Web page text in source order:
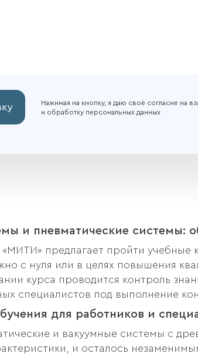
Нажимая на кнопку, я даю своё согласие на
и обработку персональных данных
и пневматические системы:
предлагает пройти учебные
с нуля или в целях повышения
курса проводится контроль
специалистов под выполнение
для работников и
и вакуумные системы с
и осталось